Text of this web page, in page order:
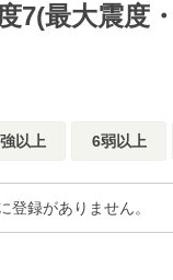
7(最大震度・
以上 6弱以上
登録がありません。